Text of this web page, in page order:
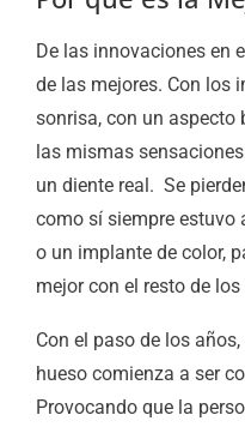
De las innovaciones en
de las mejores. Con los
sonrisa, con un aspecto
las mismas
un diente real. Se
como sí siempre estuvo
o un implante de color,
mejor con el resto de los
Con el paso de los
hueso comienza a ser
Provocando que la